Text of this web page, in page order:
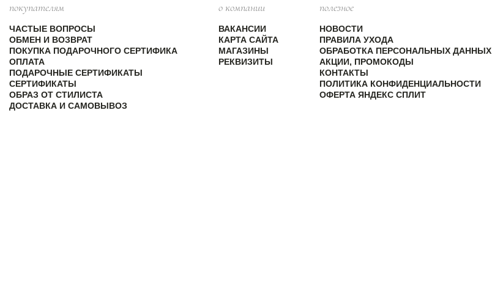
покупателям
ЧАСТЫЕ ВОПРОСЫ
ОБМЕН И ВОЗВРАТ
ПОКУПКА ПОДАРОЧНОГО СЕРТИФИКА
ОПЛАТА
ПОДАРОЧНЫЕ СЕРТИФИКАТЫ
СЕРТИФИКАТЫ
ОБРАЗ ОТ СТИЛИСТА
ДОСТАВКА И САМОВЫВОЗ
о компании
ВАКАНСИИ
КАРТА САЙТА
МАГАЗИНЫ
РЕКВИЗИТЫ
полезное
НОВОСТИ
ПРАВИЛА УХОДА
ОБРАБОТКА ПЕРСОНАЛЬНЫХ ДАННЫХ
АКЦИИ, ПРОМОКОДЫ
КОНТАКТЫ
ПОЛИТИКА КОНФИДЕНЦИАЛЬНОСТИ
ОФЕРТА ЯНДЕКС СПЛИТ